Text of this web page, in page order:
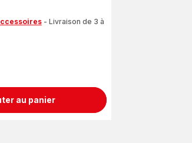
au panier
- Livraison de 3 à